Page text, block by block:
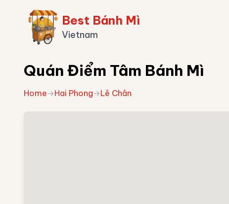
Best Bánh Mì
Vietnam
Quán Điểm Tâm Bánh Mì
Home→Hai Phong→Lê Chân